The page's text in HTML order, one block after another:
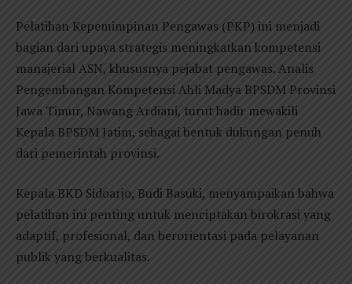
Pelatihan Kepemimpinan Pengawas (PKP) ini menjadi
bagian dari upaya strategis meningkatkan kompetensi
manajerial ASN, khususnya pejabat pengawas. Analis
Pengembangan Kompetensi Ahli Madya BPSDM Provinsi
Jawa Timur, Nawang Ardiani, turut hadir mewakili
Kepala BPSDM Jatim, sebagai bentuk dukungan penuh
dari pemerintah provinsi.
Kepala BKD Sidoarjo, Budi Basuki, menyampaikan bahwa
pelatihan ini penting untuk menciptakan birokrasi yang
adaptif, profesional, dan berorientasi pada pelayanan
publik yang berkualitas.